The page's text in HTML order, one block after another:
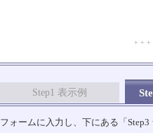
+ + +
Step1 表示例
フォームに入力し、下にある「